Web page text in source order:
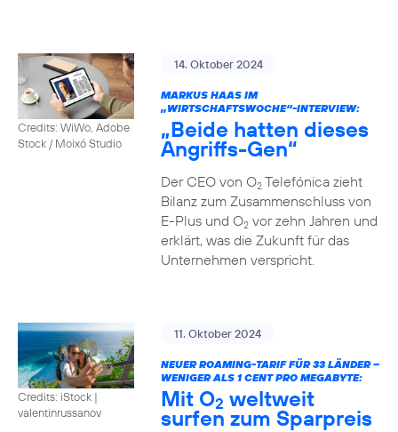
Credits: WiWo, Adobe
Stock / Moixó Studio
14. Oktober 2024
MARKUS HAAS IM
„WIRTSCHAFTSWOCHE“-INTERVIEW:
„Beide hatten dieses
Angriffs-Gen“
Der CEO von O2Telefónica zieht
Bilanz zum Zusammenschluss von
E-Plus und O2vor zehn Jahren und
erklärt, was die Zukunft für das
Unternehmen verspricht.
Credits: iStock |
valentinrussanov
11. Oktober 2024
NEUER ROAMING-TARIF FÜR 33 LÄNDER –
WENIGER ALS 1 CENT PRO MEGABYTE:
Mit O2 weltweit
surfen zum Sparpreis